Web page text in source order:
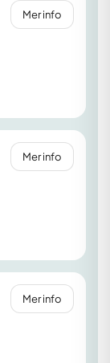
Mer info
Mer info
Mer info